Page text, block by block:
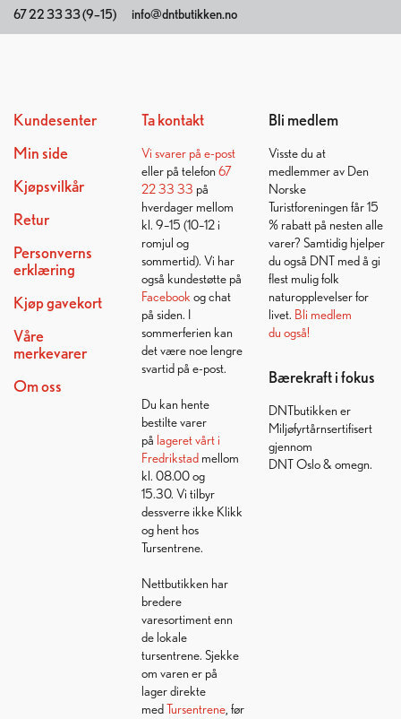
67 22 33 33 (9–15) info@dntbutikken.no
Kundesenter
Min side
Kjøpsvilkår
Retur
Personverns
erklæring
Kjøp gavekort
Våre
merkevarer
Om oss
Ta kontakt
Vi svarer på e-post
eller på telefon 67
22 33 33 på
hverdager mellom
kl. 9–15 (10–12 i
romjul og
sommertid). Vi har
også kundestøtte på
Facebook og chat
på siden. I
sommerferien kan
det være noe lengre
svartid på e-post.
Du kan hente
bestilte varer
på lageret vårt i
Fredrikstadmellom
kl. 08.00 og
15.30. Vi tilbyr
dessverre ikke Klikk
og hent hos
Tursentrene.
Nettbutikken har
bredere
varesortiment enn
de lokale
tursentrene. Sjekke
om varen er på
lager direkte
medTursentrene, før
Bli medlem
Visste du at
medlemmer av Den
Norske
Turistforeningen får 15
% rabatt på nesten alle
varer? Samtidig hjelper
du også DNT med å gi
flest mulig folk
naturopplevelser for
livet. Bli medlem
du også!
Bærekraft i fokus
DNTbutikken er
Miljøfyrtårnsertifisert
gjennom
DNT Oslo & omegn.